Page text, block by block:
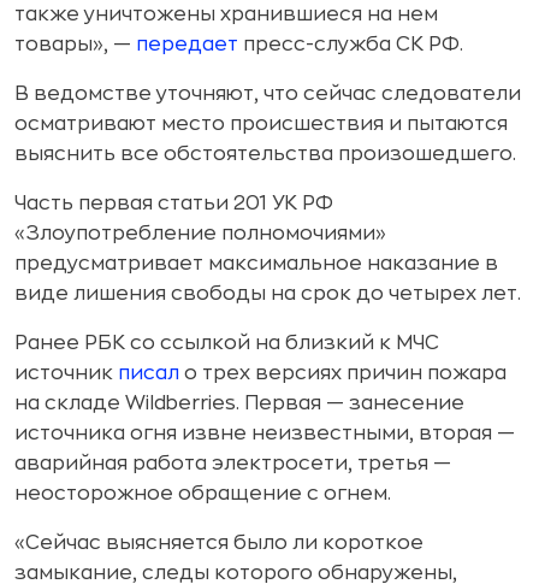
также уничтожены хранившиеся на нем
товары», — передает пресс-служба СК РФ.
В ведомстве уточняют, что сейчас следователи
осматривают место происшествия и пытаются
выяснить все обстоятельства произошедшего.
Часть первая статьи 201 УК РФ
«Злоупотребление полномочиями»
предусматривает максимальное наказание в
виде лишения свободы на срок до четырех лет.
Ранее РБК со ссылкой на близкий к МЧС
источник писал о трех версиях причин пожара
на складе Wildberries. Первая — занесение
источника огня извне неизвестными, вторая —
аварийная работа электросети, третья —
неосторожное обращение с огнем.
«Сейчас выясняется было ли короткое
замыкание, следы которого обнаружены,